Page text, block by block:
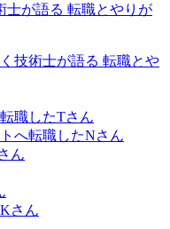
士が語る 転職とやりが
技術士が語る 転職とや
職したTさん
へ転職したNさん
ん
さん